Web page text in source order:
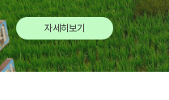
자세히보기